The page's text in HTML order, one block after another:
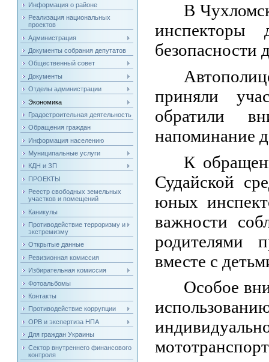
Информация о районе
Реализация национальных
проектов
Администрация
Документы собрания депутатов
Общественный совет
Документы
Отделы администрации
Экономика
Градостроительная деятельность
Обращения граждан
Информация населению
Муниципальные услуги
КДН и ЗП
ПРОЕКТЫ
Реестр свободных земельных
участков и помещений
Каникулы
Противодействие терроризму и
экстремизму
Открытые данные
Ревизионная комиссия
Избирательная комиссия
Фотоальбомы
Контакты
Противодействие коррупции
ОРВ и экспертиза НПА
Для граждан Украины
Сектор внутреннего финансового
контроля
В
инспекторы
безопасности
приняли
обратили
напоминание
К
Судайской
юных
важности
родителями
вместе с
Особое